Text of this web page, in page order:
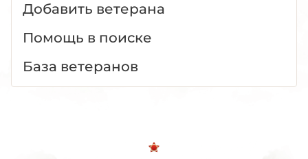
Добавить ветерана
Помощь в поиске
База ветеранов